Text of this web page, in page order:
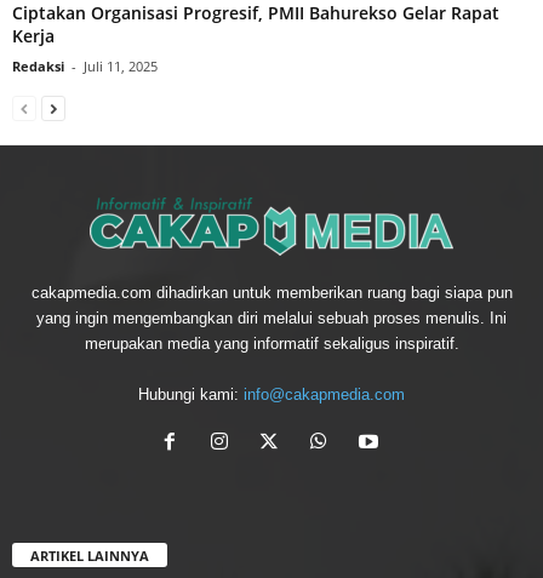
Ciptakan Organisasi Progresif, PMII Bahurekso Gelar Rapat
Kerja
Redaksi - Juli 11, 2025
cakapmedia.com dihadirkan untuk memberikan ruang bagi siapa pun
yang ingin mengembangkan diri melalui sebuah proses menulis. Ini
merupakan media yang informatif sekaligus inspiratif.
Hubungi kami: info@cakapmedia.com
ARTIKEL LAINNYA